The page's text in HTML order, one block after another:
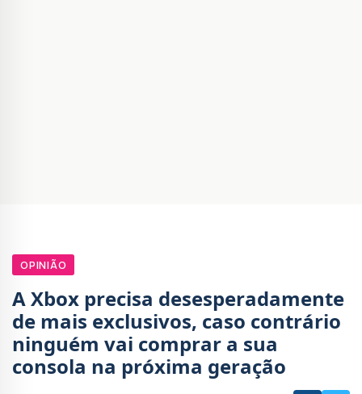
OPINIÃO
A Xbox precisa desesperadamente
de mais exclusivos, caso contrário
ninguém vai comprar a sua
consola na próxima geração